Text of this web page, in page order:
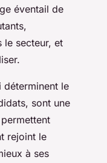
éventail de
le secteur, et
déterminent le
sont une
rejoint le
à ses